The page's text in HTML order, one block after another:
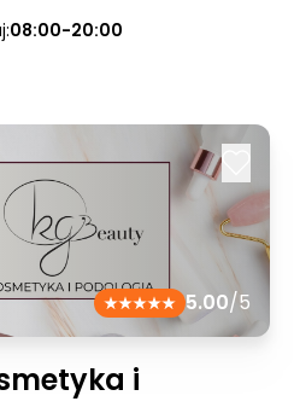
08:00-20:00
5.00/5
i